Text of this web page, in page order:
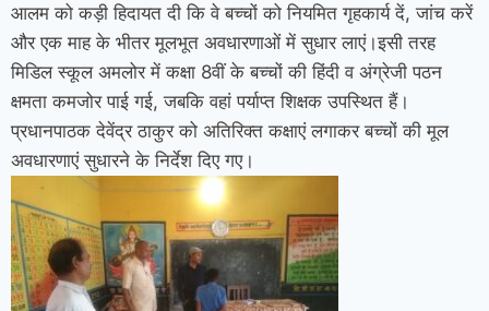
आलम को कड़ी हिदायत दी कि वे बच्चों को नियमित गृहकार्य दें, जांच करें
और एक माह के भीतर मूलभूत अवधारणाओं में सुधार लाएं।इसी तरह
मिडिल स्कूल अमलोर में कक्षा 8वीं के बच्चों की हिंदी व अंग्रेजी पठन
क्षमता कमजोर पाई गई, जबकि वहां पर्याप्त शिक्षक उपस्थित हैं।
प्रधानपाठक देवेंद्र ठाकुर को अतिरिक्त कक्षाएं लगाकर बच्चों की मूल
अवधारणाएं सुधारने के निर्देश दिए गए।